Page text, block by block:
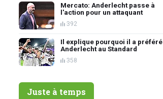
Mercato: Anderlecht passe à
l'action pour un attaquant
392
Il explique pourquoi il a préféré
Anderlecht au Standard
358
Juste à temps